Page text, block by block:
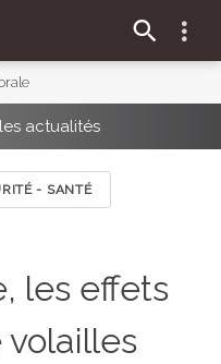
actualités
- SANTÉ
les effets